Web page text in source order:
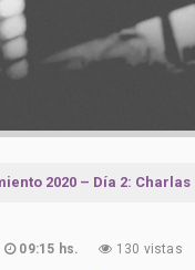
2020 – Día 2:
09:15 hs. 130 vistas